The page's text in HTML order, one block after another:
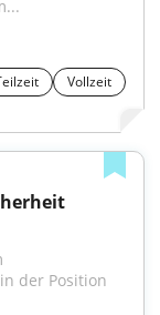
Vollzeit
der Position